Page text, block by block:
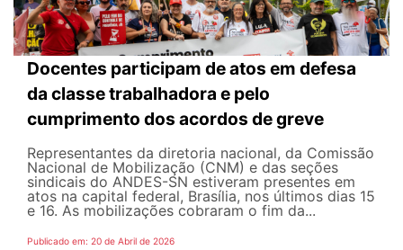
Docentes participam de atos em defesa
da classe trabalhadora e pelo
cumprimento dos acordos de greve
Representantes da diretoria nacional, da Comissão
Nacional de Mobilização (CNM) e das seções
sindicais do ANDES-SN estiveram presentes em
atos na capital federal, Brasília, nos últimos dias 15
e 16. As mobilizações cobraram o fim da...
Publicado em: 20 de Abril de 2026